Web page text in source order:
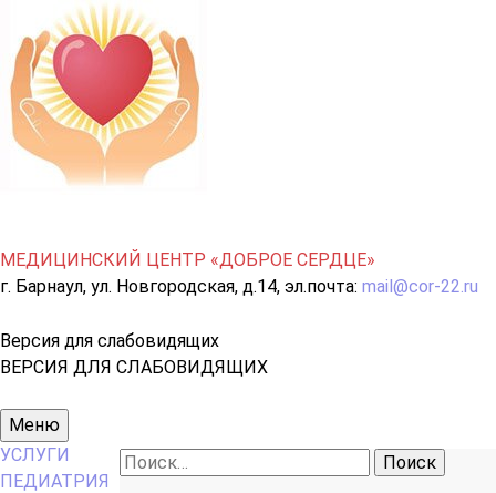
МЕДИЦИНСКИЙ ЦЕНТР «ДОБРОЕ СЕРДЦЕ»
г. Барнаул, ул. Новгородская, д.14, эл.почта: mail@cor-22.ru
Версия для слабовидящих
ВЕРСИЯ ДЛЯ СЛАБОВИДЯЩИХ
Основное
меню
Меню
Найти:
УСЛУГИ
ПЕДИАТРИЯ